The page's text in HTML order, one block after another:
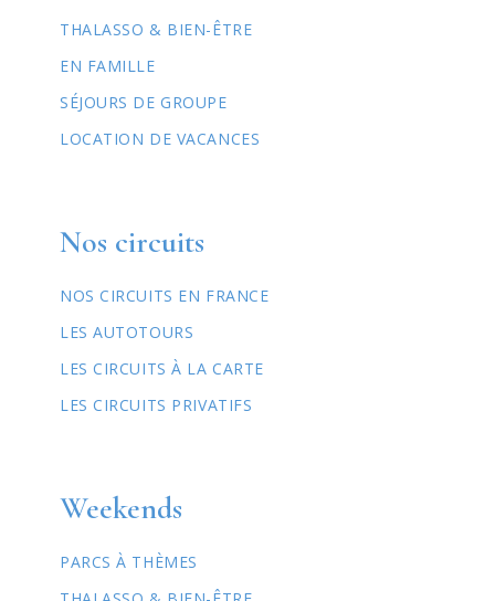
THALASSO & BIEN-ÊTRE
EN FAMILLE
SÉJOURS DE GROUPE
LOCATION DE VACANCES
Nos circuits
NOS CIRCUITS EN FRANCE
LES AUTOTOURS
LES CIRCUITS À LA CARTE
LES CIRCUITS PRIVATIFS
Weekends
PARCS À THÈMES